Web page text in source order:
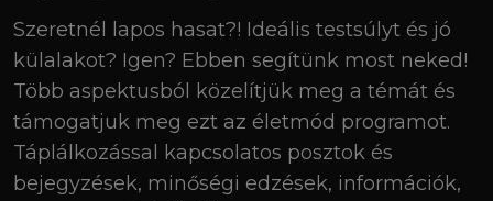
Szeretnél lapos hasat?! Ideális testsúlyt és jó
külalakot? Igen? Ebben segítünk most neked!
Több aspektusból közelítjük meg a témát és
támogatjuk meg ezt az életmód programot.
Táplálkozással kapcsolatos posztok és
bejegyzések, minőségi edzések, információk,